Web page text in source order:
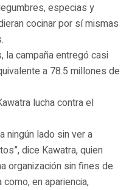
especias y
cocinar por sí mismas
la campaña entregó casi
a 78.5 millones de
lucha contra el
ningún lado sin ver a
dice Kawatra, quien
organización sin fines de
en apariencia,